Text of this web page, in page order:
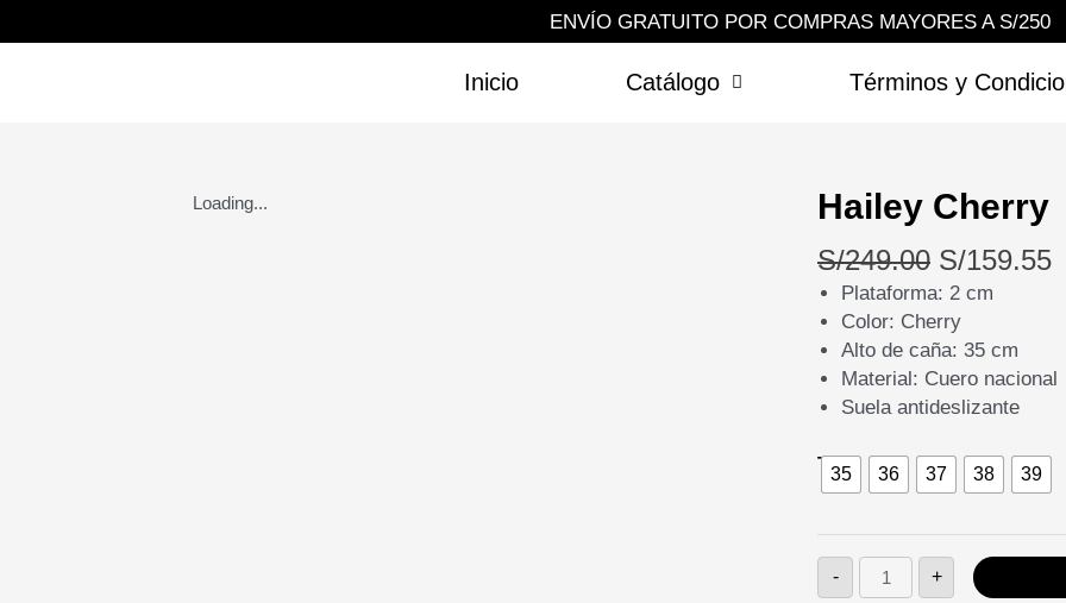
al
ENVÍO GRATUITO POR COMPRAS MAYORES A S/250
Inicio Catálogo Términos y
Loading... Hailey Cherry
S/249.00 El
precio
original
era:
S/249.00.
S/159.55El
Plataforma: 2 cm
Color: Cherry
Alto de caña: 35 cm
Material: Cuero nacional
Suela antideslizante
Talla
35 36 37 38 39
-
Hailey
Cherry
cantidad
+